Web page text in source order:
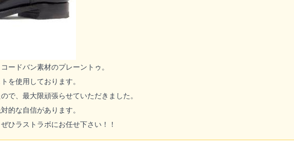
ードバン素材のプレーントゥ。
を使用しております。
で、最大限頑張らせていただきました。
的な自信があります。
ひラストラボにお任せ下さい！！